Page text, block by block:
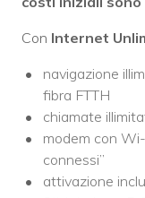
Con Internet
navigazione
fibra FTTH
chiamate
modem con
connessi”
attivazione